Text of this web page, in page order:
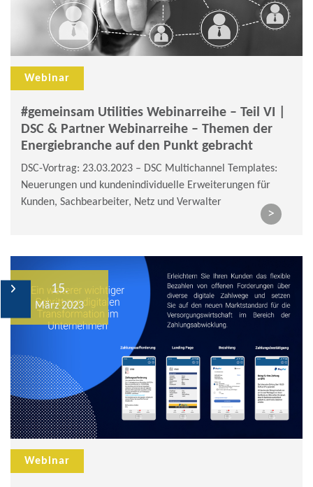
Webinar
#gemeinsam Utilities Webinarreihe – Teil VI |
DSC & Partner Webinarreihe – Themen der
Energiebranche auf den Punkt gebracht
DSC-Vortrag: 23.03.2023 – DSC Multichannel Templates:
Neuerungen und kundenindividuelle Erweiterungen für
Kunden, Sachbearbeiter, Netz und Verwalter
>
15.
März 2023
Webinar
Events
Webinare
Workshops